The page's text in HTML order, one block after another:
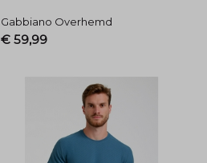
Gabbiano Overhemd
€ 59,99